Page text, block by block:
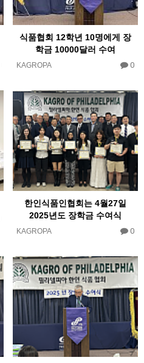
식품협회 12학년 10명에게 장
학금 10000달러 수여
KAGROPA 0
한인식품인협회는 4월27일
2025년도 장학금 수여식
KAGROPA 0